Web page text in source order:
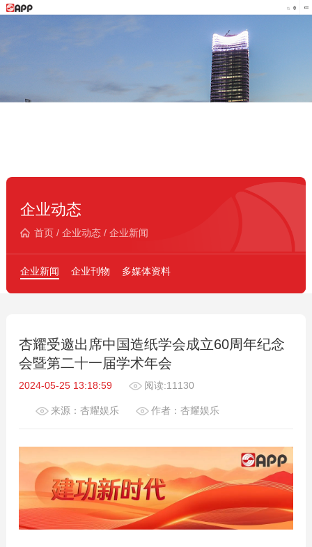
企业动态
首页/ 企业动态/ 企业新闻
企业新闻 企业刊物 多媒体资料
杏耀受邀出席中国造纸学会成立60周年纪念
会暨第二十一届学术年会
2024-05-25 13:18:59 阅读:11130
来源：杏耀娱乐 作者：杏耀娱乐